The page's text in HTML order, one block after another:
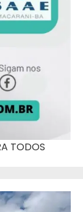
TODOS